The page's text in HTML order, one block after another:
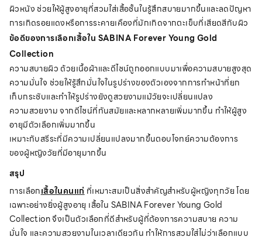
ผิวหนัง ช่วยให้ผู้สูงอายุที่สวมใส่เสื้อชั้นในรู้สึกสบายมากขึ้นและลดปัญหา
การเกิดรอยแดงหรือการระคายเคืองที่มักเกิดจากตะเข็บที่เสียดสีกับผิว
ข้อดีของการเลือกเสื้อใน SABINA Forever Young Gold
Collection
ความสบายผิว ด้วยเนื้อผ้าและดีไซน์ถูกออกแบบมาเพื่อความสบายสูงสุด
ความมั่นใจ ช่วยให้รู้สึกมั่นใจในรูปร่างของตัวเองจากการทำหน้าที่ยก
เก็บกระชับและทำให้รูปร่างยังดูสวยงามแม้วัยจะเปลี่ยนแปลง
ความสวยงาม จากดีไซน์ที่ทันสมัยและหลากหลายเพิ่มมากขึ้น ทำให้ผู้สูง
อายุมีตัวเลือกเพิ่มมากขึ้น
เหมาะกับสรีระที่มีความเปลี่ยนแปลงมากขึ้นตอบโจทย์ความต้องการ
ของผู้หญิงวัยที่มีอายุมากขึ้น
สรุป
การเลือกเสื้อในคนแก่ ที่เหมาะสมเป็นสิ่งสำคัญสำหรับผู้หญิงทุกวัย โดย
เฉพาะอย่างยิ่งผู้สูงอายุ เสื้อใน SABINA Forever Young Gold
Collection จึงเป็นตัวเลือกที่ดีสำหรับผู้ที่ต้องการความสบาย ความ
มั่นใจ และความสวยงามในเวลาเดียวกัน ทำให้การสวมใส่ไม่ว่าเลือกแบบ